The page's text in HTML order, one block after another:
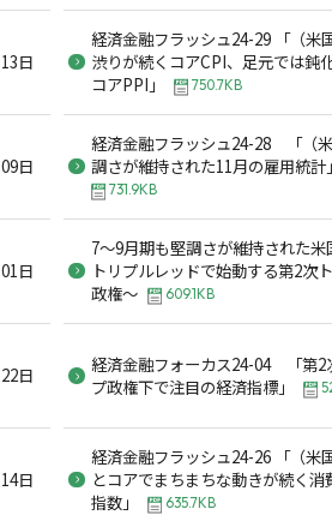
日
経済金融フラッシュ24-29 「（米
渋りが続くコアCPI、足元では鈍
コアPPI」
750.7KB
日
経済金融フラッシュ24-28 「（
調さが維持された11月の雇用統計」
731.9KB
日
7～9月期も堅調さが維持された米
トリプルレッドで始動する第2次
政権～
609.1KB
日
経済金融フォーカス24-04 「第2
プ政権下で注目の経済指標」
日
経済金融フラッシュ24-26 「（米
とコアでまちまちな動きが続く消
指数」
635.7KB